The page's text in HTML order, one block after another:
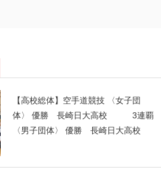
【高校総体】空手道競技 〈女子団
体〉 優勝 長崎日大高校 3連覇
〈男子団体〉 優勝 長崎日大高校